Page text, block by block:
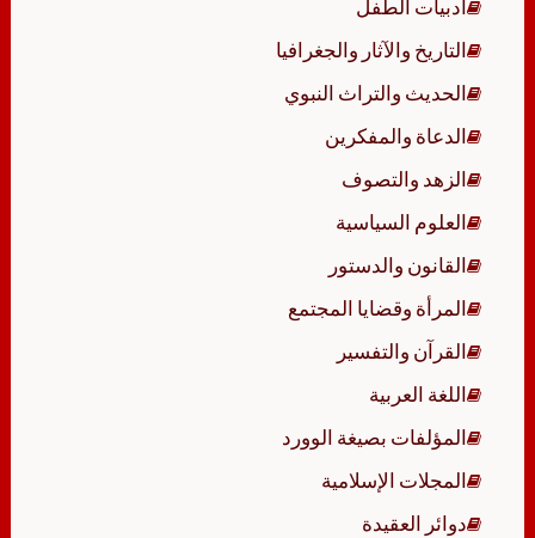
أدبيات الطفل
التاريخ والآثار والجغرافيا
الحديث والتراث النبوي
الدعاة والمفكرين
الزهد والتصوف
العلوم السياسية
القانون والدستور
المرأة وقضايا المجتمع
القرآن والتفسير
اللغة العربية
المؤلفات بصيغة الوورد
المجلات الإسلامية
دوائر العقيدة